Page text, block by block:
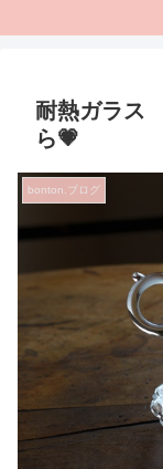
耐熱ガラス
ら💗
bonton.ブログ